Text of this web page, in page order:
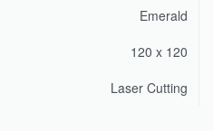
Emerald
120 x 120
Laser Cutting